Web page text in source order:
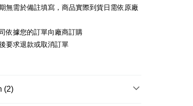
percuma untuk pesanan
無需於備註填寫，商品實際到貨日需依原廠
依據您的訂單向廠商訂購
要求退款或取消訂單
(2)